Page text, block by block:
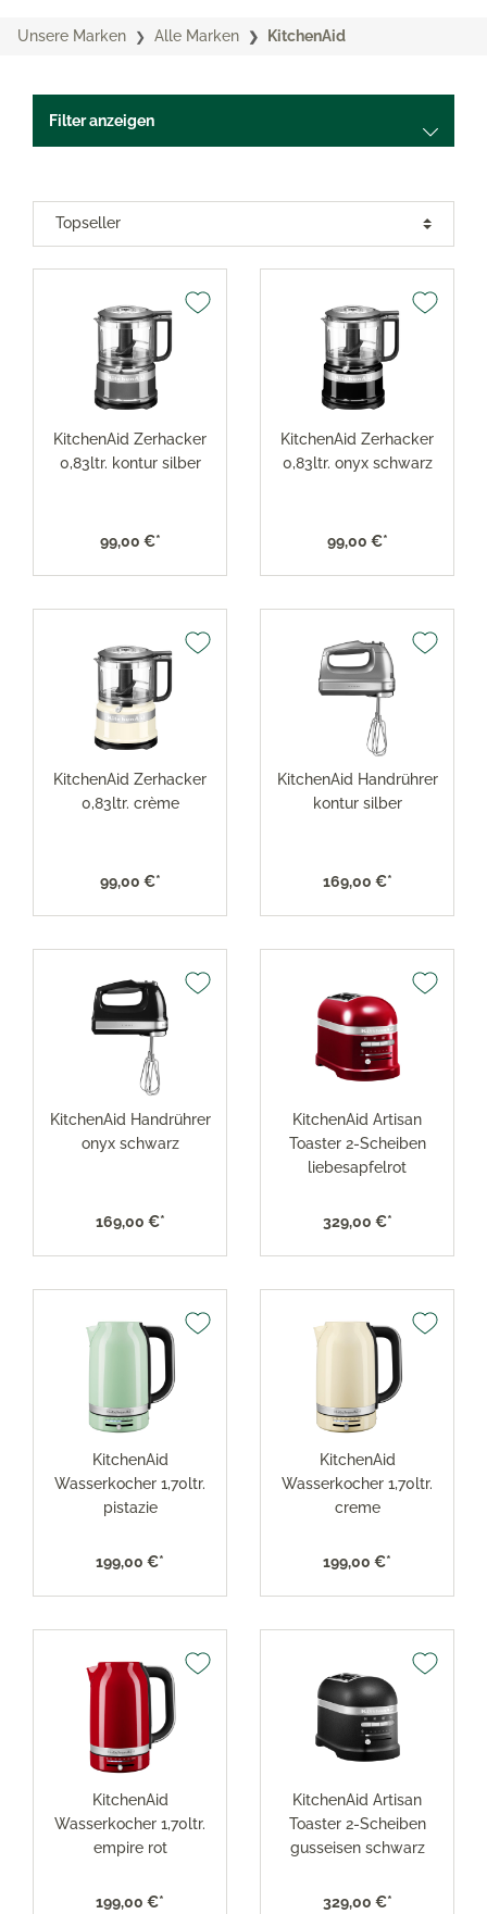
Unsere Marken Alle Marken KitchenAid
Filter anzeigen
KitchenAid Zerhacker
0,83ltr. kontur silber
99,00 €*
KitchenAid Zerhacker
0,83ltr. onyx schwarz
99,00 €*
KitchenAid Zerhacker
0,83ltr. crème
99,00 €*
KitchenAid Handrührer
kontur silber
169,00 €*
KitchenAid Handrührer
onyx schwarz
169,00 €*
KitchenAid Artisan
Toaster 2-Scheiben
liebesapfelrot
329,00 €*
KitchenAid
Wasserkocher 1,70ltr.
pistazie
199,00 €*
KitchenAid
Wasserkocher 1,70ltr.
creme
199,00 €*
KitchenAid
Wasserkocher 1,70ltr.
empire rot
199,00 €*
KitchenAid Artisan
Toaster 2-Scheiben
gusseisen schwarz
329,00 €*